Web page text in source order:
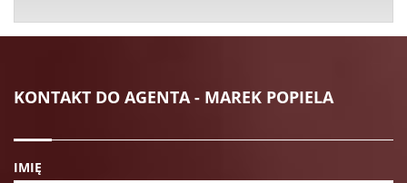
KONTAKT DO AGENTA - MAREK POPIELA
IMIĘ